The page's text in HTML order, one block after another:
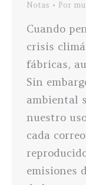
Notas Por
Cuando
crisis
fábricas,
Sin
ambiental
nuestro
cada
emisiones